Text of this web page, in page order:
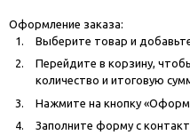
Оформление заказа:
Выберите товар и добавьте
Перейдите в корзину,
количество и итоговую
Нажмите на кнопку
Заполните форму с